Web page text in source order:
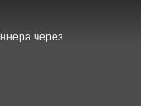
через